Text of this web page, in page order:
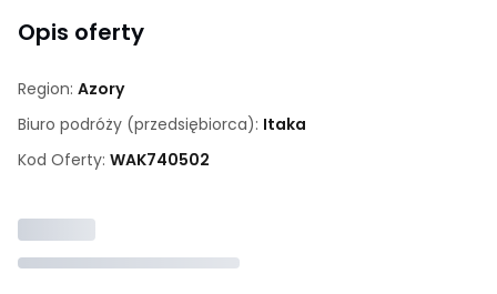
Opis oferty
Region: Azory
Biuro podróży (przedsiębiorca): Itaka
Kod Oferty: WAK740502